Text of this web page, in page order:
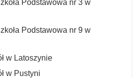
Podstawowa nr 3 w
Podstawowa nr 9 w
w Latoszynie
w Pustyni